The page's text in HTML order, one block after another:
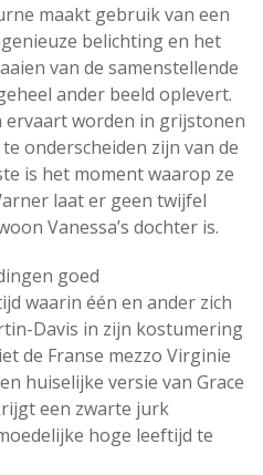
maakt gebruik van een
belichting en het
van de samenstellende
ander beeld oplevert.
ervaart worden in grijstonen
onderscheiden zijn van de
is het moment waarop ze
laat er geen twijfel
Vanessa’s dochter is.
goed
waarin één en ander zich
Davis in zijn kostumering
de Franse mezzo Virginie
huiselijke versie van Grace
een zwarte jurk
hoge leeftijd te